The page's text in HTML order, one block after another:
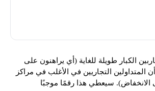
الكبار طويلة للغاية (أي يراهنون على
أن المتداولين التجاريين في الأغلب في مراكز
الانخفاض). سيعطي هذا رقمًا موجبًا